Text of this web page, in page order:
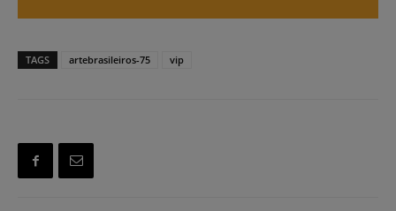
TAGS artebrasileiros-75 vip